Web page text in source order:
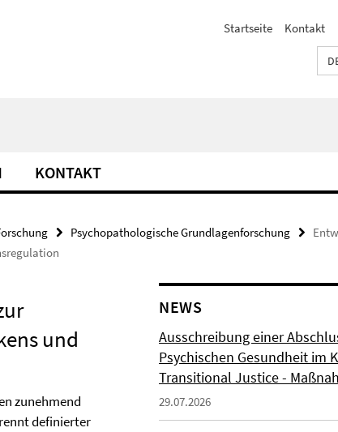
Startseite Kontakt
KONTAKT
Psychopathologische Grundlagenforschung
und
zunehmend
definierter
NEWS
Ausschreibung einer
Psychischen Gesundheit im
Transitional Justice -
29.07.2026